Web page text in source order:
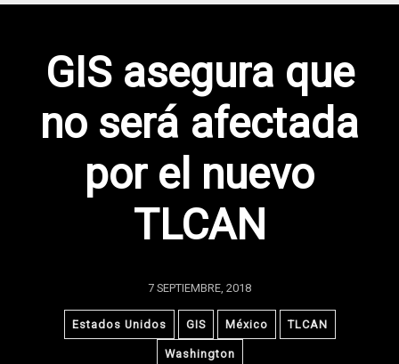
GIS asegura que
no será afectada
por el nuevo
TLCAN
7 SEPTIEMBRE, 2018
Estados Unidos GIS México TLCAN
Washington